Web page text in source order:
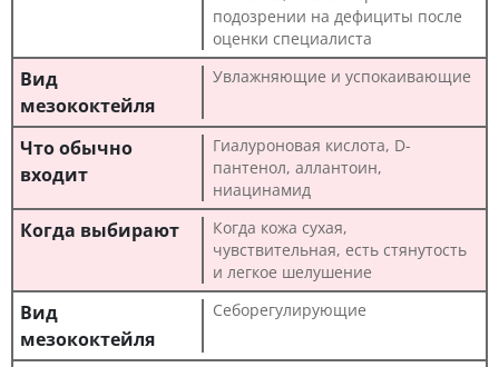
подозрении на дефициты после
оценки специалиста
Увлажняющие и успокаивающие
Гиалуроновая кислота, D-
пантенол, аллантоин,
ниацинамид
Когда кожа сухая,
чувствительная, есть стянутость
и легкое шелушение
Себорегулирующие